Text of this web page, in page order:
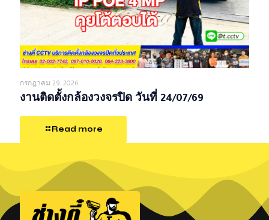
กรกฎาคม 29, 2026
งานติดตั้งกล้องวงจรปิด วันที่ 24/07/69
Read more